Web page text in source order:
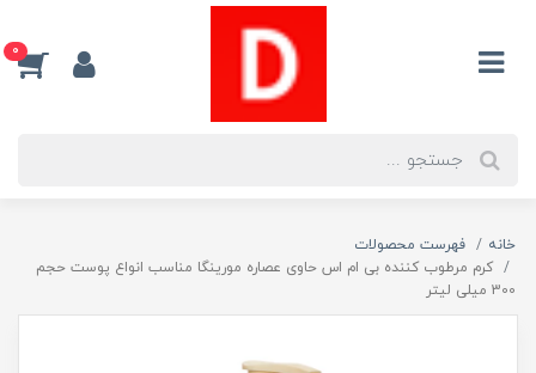
0
خانه
فهرست محصولات
کرم مرطوب کننده بی ام اس حاوی عصاره مورینگا مناسب انواع پوست حجم
300 میلی لیتر